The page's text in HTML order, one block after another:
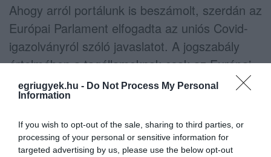
egriugyek.hu - Do Not Process My Personal
Information
If you wish to opt-out of the sale, sharing to third parties, or
processing of your personal or sensitive information for
targeted advertising by us, please use the below opt-out
Ahogy arról portálunk is beszámolt, szerdán az
Európai Parlament elfogadta az uniós Covid-
igazolványról szóló javaslatot. A jogszabály
értelmében a tagállamoknak csak az Európai
Gyógyszerügynökség által engedélyezett
vakcinákkal oltottakat kell beengedniük
kötelezően. A magyar kormánynak szért kell
EU-s országokkal is a fentihez hasonló